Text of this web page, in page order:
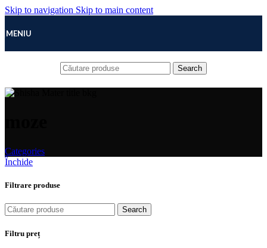
Skip to navigation Skip to main content
MENIU
Search
Categories
Închide
Filtrare produse
Search
Filtru preț